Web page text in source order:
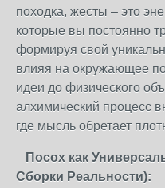
походка, жесты – это
которые вы постоянно
формируя свой
влияя на окружающее
идеи до физического
алхимический процесс
где мысль обретает
Посох как
Сборки Реальности):